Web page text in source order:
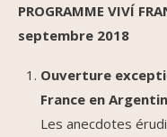
PROGRAMME VIVÍ
septembre 2018
Ouverture
France en
Les anecdotes